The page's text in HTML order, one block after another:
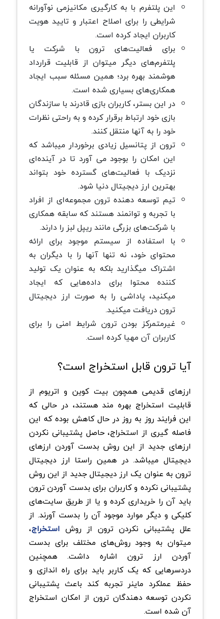
این پلتفرم با به کارگیری مکانیزمی نوآورانه
شرایطی را برای اصلاح اعتبار و تایید هویت
کاربران ایجاد کرده است.
برای فعالیت‌های ترون با شرکت یا
پلتفرم‌های دیگر میتوان از قابلیت قرارداد
هوشمند بهره برد؛ همین مسئله سبب ایجاد
همکاری‌های بسیاری شده است.
در این بستر، کاربران بازی قادرند با سازندگان
بازی خود ارتباط برقرار کرده و به راحتی نظرات
خود را به آنها منتقل کنند.
ترون از پتانسیل زیادی برخوردار میباشد که
این امکان را بوجود می آورد تا در آینده‌ای
نزدیک با فعالیت‌های گسترده خود بتواند
بهترین ارز دیجیتال دنیا شود.
تیم توسعه دهنده ترون مجموعه‌ای از افراد
با تجربه و توانمند هستند که سابقه همکاری
با شرکت‌های بزرگی مانند ریپل لبز را دارند.
با استفاده از سیستم موجود برای ارائه
محتوای خود، نه تنها آنها را با دیگران به
اشتراک میگذارید بلکه به عنوان یک تولید
کننده محتوا برای داده‌هایی که ایجاد
میکنید، پاداشی را به صورت ارز دیجیتال
ترون دریافت میکنید.
غیرمتمرکز بودن ترون شرایط امنی را برای
کاربران آن مهیا کرده است.
آیا ترون قابل استخراج است؟
ارزهای قدیمی همچون بیت کوین و اتریوم از
قابلیت استخراج بهره مند هستند، در حالی که
این فرایند روز به روز در حال کاهش بوده که این
فاصله گیری از استخراج، حاصل پشتیبانی نکردن
ارزهای جدید از این روش بدست آوردن ارزهای
دیجیتال میباشد. در همین راستا ارز دیجیتال
ترون به عنوان یک ارز دیجیتال جدید از این روش
پشتیبانی نکرده و کاربران برای بدست آوردن ترون
باید آن را خریداری کرده و یا از طریق سایت‌های
کلیکی و دیگر موارد موجود آن را بدست آورند. از
علل پشتیبانی نکردن ترون از روش استخراج،
میتوان به وجود روش‌های مختلف برای بدست
آوردن ارز ترون اشاره داشت. همچنین
دردسرهایی که یک کاربر باید برای راه اندازی و
حفظ عملکرد ماینر تجربه کند باعث پشتیبانی
نکردن توسعه دهندگان ترون از امکان استخراج
آن شده است.